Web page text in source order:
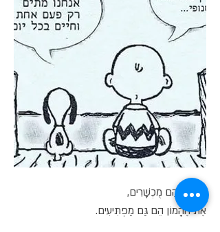
הֲמוֹן שֶׁהֵם מֻכְשָׁרִים,
אֶת הֶהָמוֹן הֵם גַּם מַפְתִּיעִים.